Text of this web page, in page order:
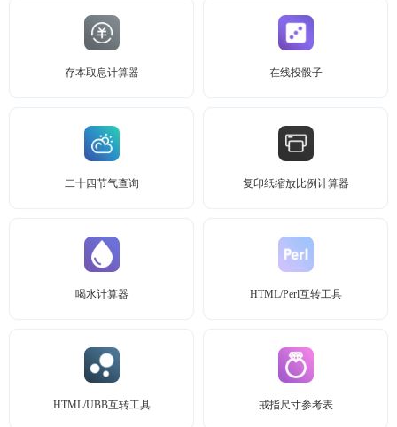
存本取息计算器 在线投骰子
二十四节气查询 复印纸缩放比例计算器
喝水计算器 HTML/Perl互转工具
HTML/UBB互转工具 戒指尺寸参考表